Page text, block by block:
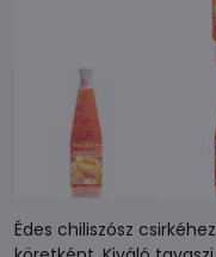
Édes chiliszósz